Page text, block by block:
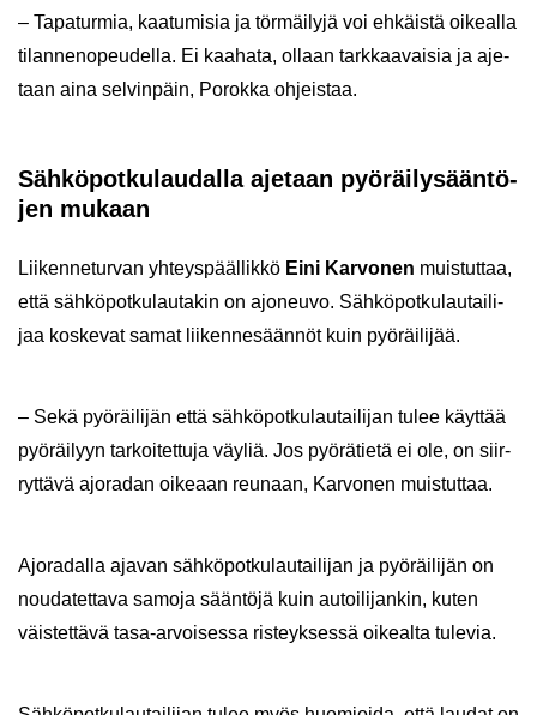
– Ta­pa­tur­mia, kaa­tu­mi­sia ja tör­mäi­ly­jä voi eh­käis­tä oi­keal­la
ti­lan­ne­no­peu­del­la. Ei kaa­ha­ta, ol­laan tark­kaa­vai­sia ja aje­
taan aina sel­vin­päin, Po­rok­ka oh­jeis­taa.
Säh­kö­pot­ku­lau­dal­la aje­taan pyö­räi­ly­sään­tö­
jen mu­kaan
Lii­ken­ne­tur­van yh­teys­pääl­lik­kö Eini Kar­vo­nen muis­tut­taa,
että säh­kö­pot­ku­lau­ta­kin on ajo­neu­vo. Säh­kö­pot­ku­lau­tai­li­
jaa kos­ke­vat samat lii­ken­ne­sään­nöt kuin pyö­räi­li­jää.
– Sekä pyö­räi­li­jän että säh­kö­pot­ku­lau­tai­li­jan tulee käyt­tää
pyö­räi­lyyn tar­koi­tet­tu­ja väy­liä. Jos pyö­rä­tie­tä ei ole, on siir­
ryt­tä­vä ajo­ra­dan oi­ke­aan reu­naan, Kar­vo­nen muis­tut­taa.
Ajo­ra­dal­la aja­van säh­kö­pot­ku­lau­tai­li­jan ja pyö­räi­li­jän on
nou­da­tet­ta­va sa­mo­ja sään­tö­jä kuin au­toi­li­jan­kin, kuten
väis­tet­tä­vä tasa-​arvoisessa ris­teyk­ses­sä oi­keal­ta tu­le­via.